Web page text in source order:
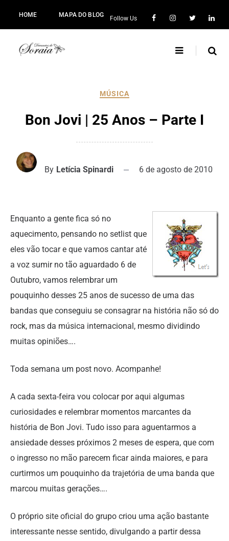
HOME MAPA DO BLOG
Follow Us
MÚSICA
Bon Jovi | 25 Anos – Parte I
By Letícia Spinardi 6 de agosto de 2010
Enquanto a gente fica só no
aquecimento, pensando no setlist que
eles vão tocar e que vamos cantar até
a voz sumir no tão aguardado 6 de
Outubro, vamos relembrar um
pouquinho desses 25 anos de sucesso de uma das
bandas que conseguiu se consagrar na história não só do
rock, mas da música internacional, mesmo dividindo
muitas opiniões….
Toda semana um post novo. Acompanhe!
A cada sexta-feira vou colocar por aqui algumas
curiosidades e relembrar momentos marcantes da
história de Bon Jovi. Tudo isso para aguentarmos a
ansiedade desses próximos 2 meses de espera, que com
o ingresso no mão parecem ficar ainda maiores, e para
curtirmos um pouquinho da trajetória de uma banda que
marcou muitas gerações….
O próprio site oficial do grupo criou uma ação bastante
interessante nesse sentido, divulgando a partir dessa